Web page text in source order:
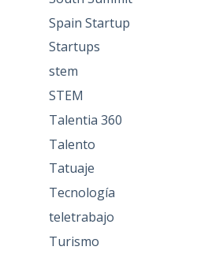
Spain Startup
Startups
stem
STEM
Talentia 360
Talento
Tatuaje
Tecnología
teletrabajo
Turismo